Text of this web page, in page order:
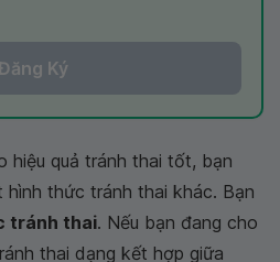
Đăng Ký
hiệu quả tránh thai tốt, bạn
thức tránh thai khác. Bạn
tránh thai. Nếu bạn đang cho
thai dạng kết hợp giữa